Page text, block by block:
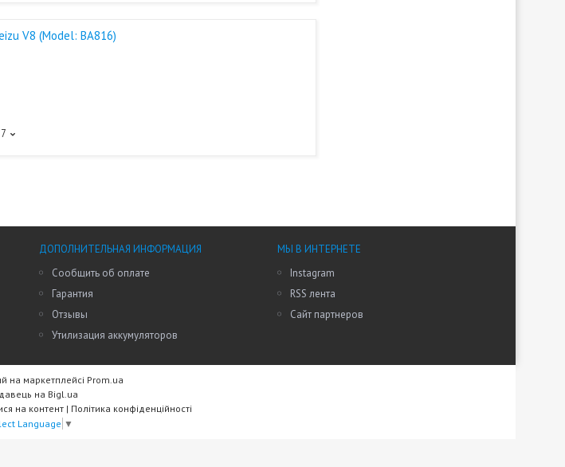
V8 (Model: BA816)
ДОПОЛНИТЕЛЬНАЯ ИНФОРМАЦИЯ
Сообщить об оплате
Гарантия
Отзывы
Утилизация аккумуляторов
МЫ В ИНТЕРНЕТЕ
Instagram
RSS лента
Сайт партнеров
на маркетплейсі Prom.ua
на Bigl.ua
на контент | Політика конфіденційності
Language ▼